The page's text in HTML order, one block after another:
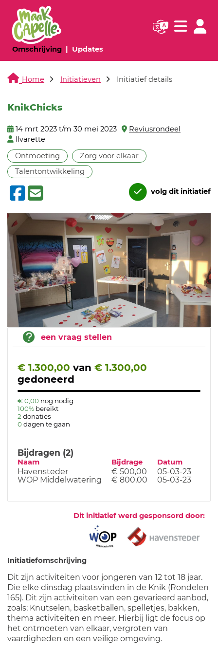
Omschrijving(huidige pagina)
Updates(huidige pagina)
Navigatie
Home Initiatieven Initiatief details
KnikChicks
14 mrt 2023 t/m 30 mei 2023
Reviusrondeel
Ilvarette
Ontmoeting
Zorg voor elkaar
Talentontwikkeling
volg dit initiatief
een vraag stellen
€ 1.300,00 van € 1.300,00
gedoneerd
€ 0,00 nog nodig
100% bereikt
2 donaties
0 dagen te gaan
Bijdragen (2)
Naam Bijdrage Datum
Havensteder € 500,00
05-03-23
WOP Middelwatering
€ 800,00 05-03-23
Dit initiatief werd gesponsord door:
Initiatiefomschrijving
Dit zijn activiteiten voor jongeren van 12 tot 18 jaar.
Die elke dinsdag plaatsvinden in de Knik (Rondelen
165). Dit zijn activiteiten van een gevarieerd aanbod,
zoals; Knutselen, basketballen, spelletjes, bakken,
thema activiteiten en meer. Hierbij ligt de focus op
het ontmoeten van elkaar, vergroten van
vaardigheden en een veilige omgeving.